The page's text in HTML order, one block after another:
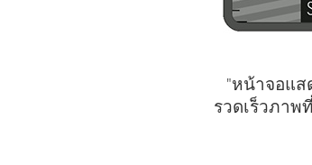
"หน้าจอแส
รวดเร็วภาพ